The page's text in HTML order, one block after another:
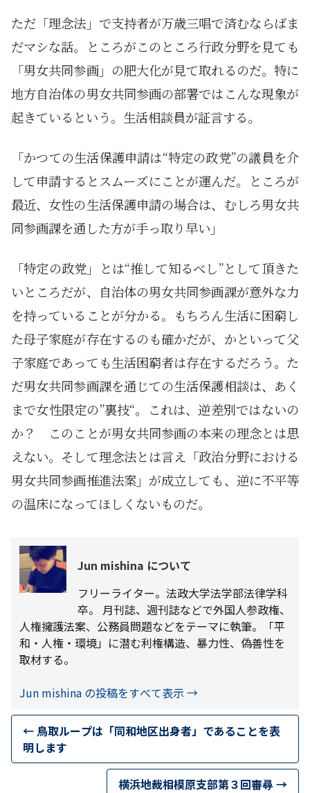
ただ「理念法」で支持者が万歳三唱で済むならばま
だマシな話。ところがこのところ行政分野を見ても
「男女共同参画」の肥大化が見て取れるのだ。特に
地方自治体の男女共同参画の部署ではこんな現象が
起きているという。生活相談員が証言する。
「かつての生活保護申請は“特定の政党”の議員を介
して申請するとスムーズにことが運んだ。ところが
最近、女性の生活保護申請の場合は、むしろ男女共
同参画課を通した方が手っ取り早い」
「特定の政党」とは“推して知るべし”として頂きた
いところだが、自治体の男女共同参画課が意外な力
を持っていることが分かる。もちろん生活に困窮し
た母子家庭が存在するのも確かだが、かといって父
子家庭であっても生活困窮者は存在するだろう。た
だ男女共同参画課を通じての生活保護相談は、あく
まで女性限定の”裏技“。これは、逆差別ではないの
か？ このことが男女共同参画の本来の理念とは思
えない。そして理念法とは言え「政治分野における
男女共同参画推進法案」が成立しても、逆に不平等
の温床になってほしくないものだ。
Jun mishina について
フリーライター。法政大学法学部法律学科
卒。 月刊誌、週刊誌などで外国人参政権、
人権擁護法案、公務員問題などをテーマに執筆。「平
和・人権・環境」に潜む利権構造、暴力性、偽善性を
取材する。
Jun mishina の投稿をすべて表示 →
← 鳥取ループは「同和地区出身者」であることを表
明します
横浜地裁相模原支部第３回審尋→